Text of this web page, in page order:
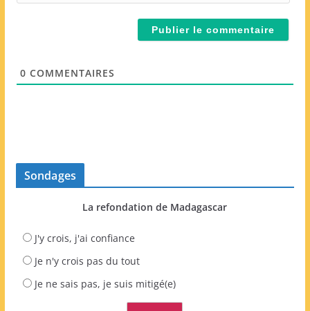
0 COMMENTAIRES
Sondages
La refondation de Madagascar
J'y crois, j'ai confiance
Je n'y crois pas du tout
Je ne sais pas, je suis mitigé(e)